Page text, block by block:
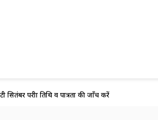
परीक्षा तिथि व पात्रता की जाँच करें